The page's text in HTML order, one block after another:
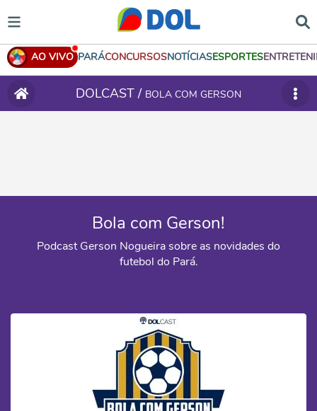
AO VIVO PARÁCONCURSOSNOTÍCIASESPORTES
DOLCAST / BOLA COM GERSON
Bola com Gerson!
Podcast Gerson Nogueira sobre as novidades do
futebol do Pará.